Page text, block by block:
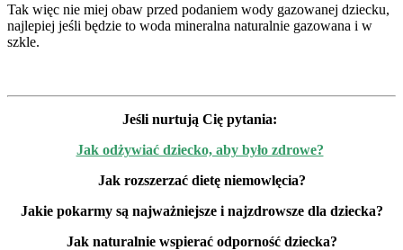
Tak więc nie miej obaw przed podaniem wody gazowanej dziecku,
najlepiej jeśli będzie to woda mineralna naturalnie gazowana i w
szkle.
Jeśli nurtują Cię pytania:
Jak odżywiać dziecko, aby było zdrowe?
Jak rozszerzać dietę niemowlęcia?
Jakie pokarmy są najważniejsze i najzdrowsze dla dziecka?
Jak naturalnie wspierać odporność dziecka?